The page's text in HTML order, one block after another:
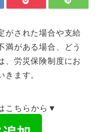
がされた場合や支給
満がある場合、どう
、労災保険制度にお
きます。
こちらから▼